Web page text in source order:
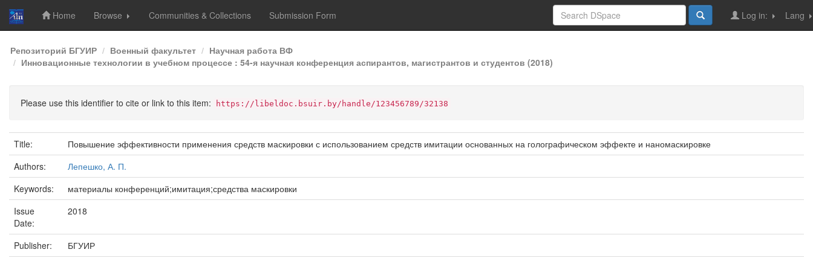
Skip
navigation
Home Browse Communities & Collections Submission Form Lang
Log in:
Репозиторий БГУИР Военный факультет
Научная работа ВФ
Инновационные технологии в учебном процессе : 54-я научная конференция аспирантов, магистрантов и студентов (2018)
Please use this identifier to cite or link to this item: https://libeldoc.bsuir.by/handle/123456789/32138
Title:
Повышение эффективности применения средств маскировки с использованием средств имитации основанных на голографическом эффекте и наномаскировке
Authors:
Лепешко, А. П.
Keywords:
материалы конференций;имитация;средства маскировки
Issue
Date:
2018
Publisher:
БГУИР